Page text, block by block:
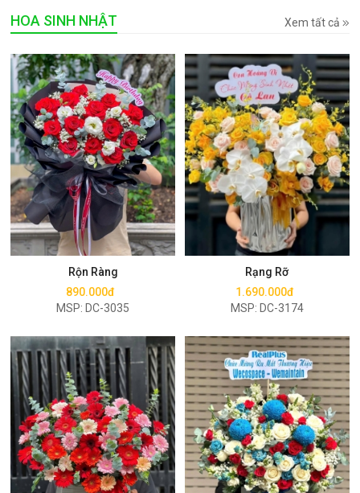
HOA SINH NHẬT Xem tất cả
Rộn Ràng
890.000đ
MSP: DC-3035
Mua ngay
Rạng Rỡ
1.690.000đ
MSP: DC-3174
Mua ngay